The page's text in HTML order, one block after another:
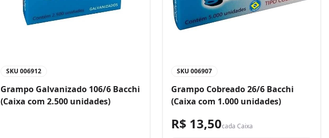
SKU 006912
Grampo Galvanizado 106/6 Bacchi
(Caixa com 2.500 unidades)
SKU 006907
Grampo Cobreado 26/6 Bacchi
(Caixa com 1.000 unidades)
R$ 13,50cada Caixa